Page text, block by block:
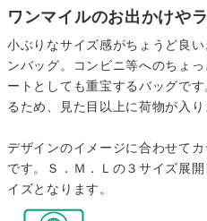
ワンマイルのお出かけや
小ぶりなサイズ感がちょうど良
ンバッグ。コンビニ等へのちょ
ートとしても重宝するバッグで
るため、見た目以上に荷物が入り
デザインのイメージに合わせて
です。Ｓ．Ｍ．Ｌの３サイズ展
イズとなります。